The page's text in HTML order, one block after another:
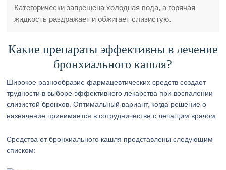
Категорически запрещена холодная вода, а горячая
жидкость раздражает и обжигает слизистую.
Какие препараты эффективны в лечение
бронхиального кашля?
Широкое разнообразие фармацевтических средств создает
трудности в выборе эффективного лекарства при воспалении
слизистой бронхов. Оптимальный вариант, когда решение о
назначение принимается в сотрудничестве с лечащим врачом.
Средства от бронхиального кашля представлены следующим
списком: